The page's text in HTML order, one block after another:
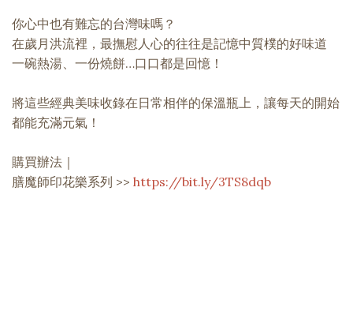
你心中也有難忘的台灣味嗎？
在歲月洪流裡，最撫慰人心的往往是記憶中質樸的好味道
一碗熱湯、一份燒餅…口口都是回憶！
將這些經典美味收錄在日常相伴的保溫瓶上，讓每天的開始
都能充滿元氣！
購買辦法｜
膳魔師印花樂系列 >> https://bit.ly/3TS8dqb